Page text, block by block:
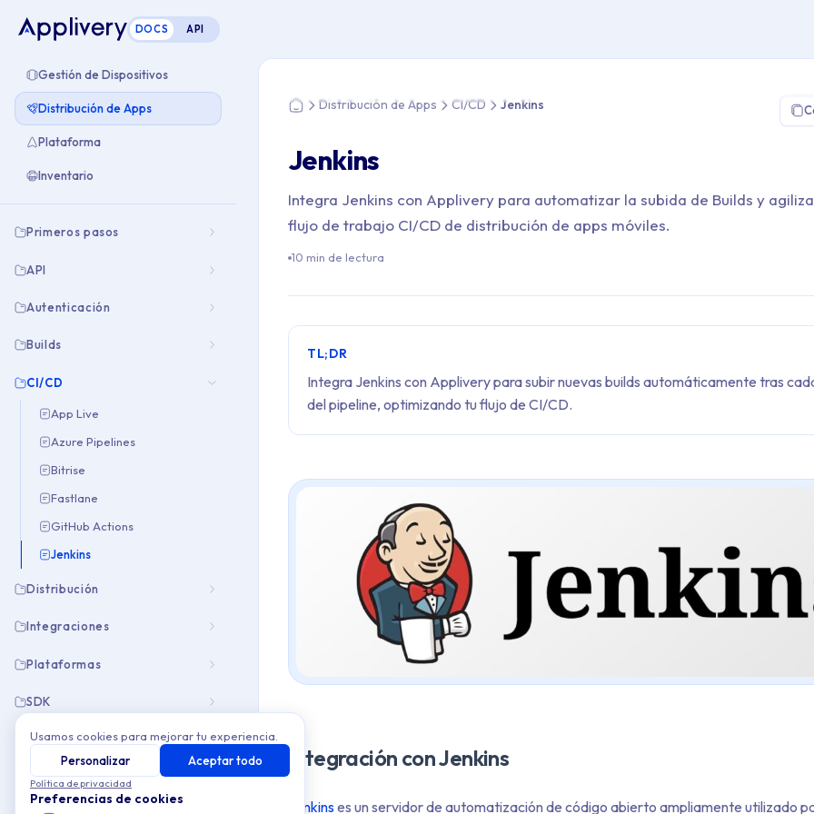
DOCS API
Gestión de Dispositivos
Distribución de Apps
Plataforma
Inventario
Primeros pasos
API
Autenticación
Builds
CI/CD
App Live
Azure Pipelines
Bitrise
Fastlane
GitHub Actions
Jenkins
Distribución
Integraciones
Plataformas
SDK
Resolución de problemas
HomeDistribución de Apps CI/CD Jenkins
Jenkins
Integra Jenkins con Applivery para automatizar la subida de Builds y
flujo de trabajo CI/CD de distribución de apps móviles.
10 min de lectura
TL;DR
Integra Jenkins con Applivery para subir nuevas builds automáticamente tras
del pipeline, optimizando tu flujo de CI/CD.
Integración con Jenkins
Jenkinses un servidor de automatización de código abierto ampliamente utilizado
Usamos cookies para mejorar tu experiencia.
Personalizar
Aceptar todo
Política de privacidad
Preferencias de cookies